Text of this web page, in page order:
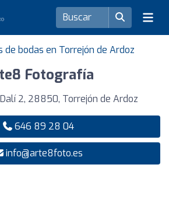
de bodas en Torrejón de Ardoz
Fotografía
2, 28850, Torrejón de Ardoz
646 89 28 04
info@arte8foto.es